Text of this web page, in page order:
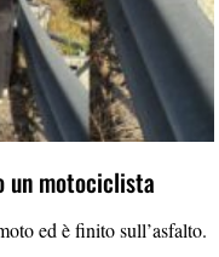
un motociclista
ed è finito sull’asfalto.